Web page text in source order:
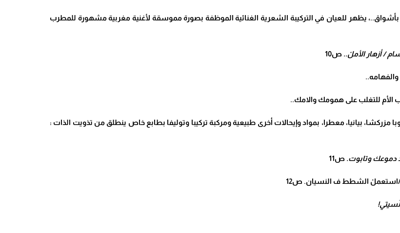
يظهر للعيان في التركيبة الشعرية الغنائية الموظفة بصورة مموسقة لأغنية مغربية مشهورة للمطرب
/ أزهار الأملْ.. ص10
والفهامه..
للتغلب على همومك والامك..
مزركشا، بيانيا، معطرا، بمواد وإيحالات أخرى طبيعية ومركبة تركيبا وتوليفا بطابع خاص ينطلق من تذويت الذات :
دموعك وتابوت. ص11
استعملْ الشطط ف النسيان. ص12